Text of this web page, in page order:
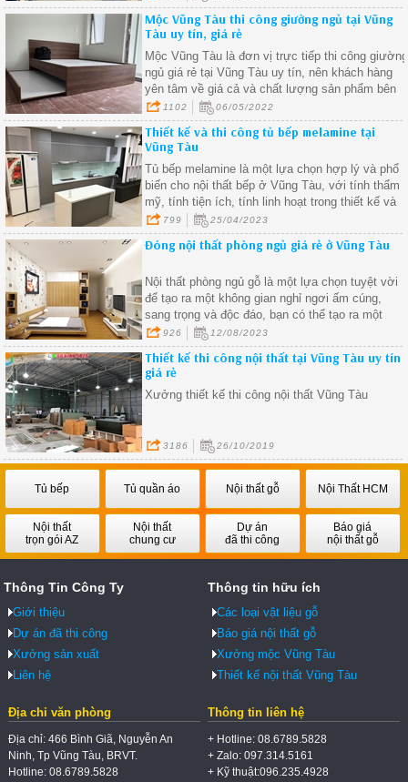
Mộc Vũng Tàu thi công giường ngủ tại Vũng
Tàu uy tín, giá rẻ
Mộc Vũng Tàu là đơn vị trực tiếp thi công giường
ngủ giá rẻ tại Vũng Tàu uy tín, nên khách hàng
yên tâm về giá cả và chất lượng sản phẩm bên
xưởng đưa ra thị trường sử dụng. Hãy liên hệ
với chúng tôi ngay để được tư vấn và báo giá tốt
nhất.
1102 06/05/2022
Thiết kế và thi công tủ bếp melamine tại
Vũng Tàu
Tủ bếp melamine là một lựa chọn hợp lý và phổ
biến cho nội thất bếp ở Vũng Tàu, với tính thẩm
mỹ, tính tiện ích, tính linh hoạt trong thiết kế và
tính kinh tế, tủ bếp melamine đáp ứng được nhu
cầu của người dùng và mang lại vẻ đẹp hiện đại,
tiện nghi và tiết kiệm cho căn bếp của bạn.
799 25/04/2023
Đóng nội thất phòng ngủ giá rẻ ở Vũng Tàu
Nội thất phòng ngủ gỗ là một lựa chọn tuyệt vời
để tạo ra một không gian nghỉ ngơi ấm cúng,
sang trọng và độc đáo, bạn có thể tạo ra một
không gian phòng ngủ thú vị và phản ánh cá tính
riêng của bạn.
926 12/08/2023
Thiết kế thi công nội thất tại Vũng Tàu uy tín
giá rẻ
Xưởng thiết kế thi công nội thất Vũng Tàu
3186 26/10/2019
Tủ bếp Tủ quần áo Nội thất gỗ Nội Thất HCM
Nội thất
trọn gói AZ
Nội thất
chung cư
Dự án
đã thi công
Báo giá
nội thất gỗ
Thông Tin Công Ty
Giới thiệu
Dự án đã thi công
Xưởng sản xuất
Liên hệ
Thông tin hữu ích
Các loại vật liệu gỗ
Báo giá nội thất gỗ
Xưởng mộc Vũng Tàu
Thiết kế nội thất Vũng Tàu
Địa chỉ văn phòng
Địa chỉ: 466 Bình Giã, Nguyễn An
Ninh, Tp Vũng Tàu, BRVT.
Hotline: 08.6789.5828
Thông tin liên hệ
+ Hotline: 08.6789.5828
+ Zalo: 097.314.5161
+ Kỹ thuật:096.235.4928